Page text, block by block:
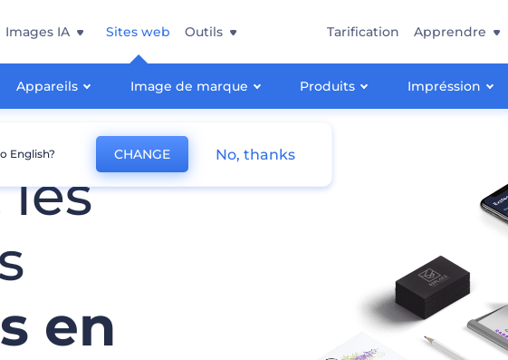
Images IA Sites web
Appareils Image de marque Produits Impréssion
Outils Tarification Apprendre
en
English? CHANGE No, thanks